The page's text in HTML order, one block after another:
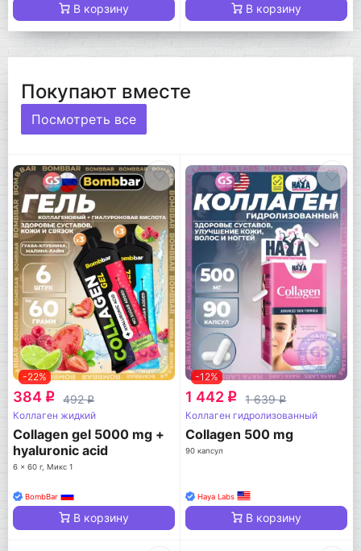
В корзину В корзину
Покупают вместе
Посмотреть все
-22%
384 q 492q
Коллаген жидкий
Collagen gel 5000 mg +
hyaluronic acid
6 x 60 г, Микс 1
BombBar
В корзину
-12%
1 442 q 1 639q
Коллаген гидролизованный
Collagen 500 mg
90 капсул
Haya Labs
В корзину